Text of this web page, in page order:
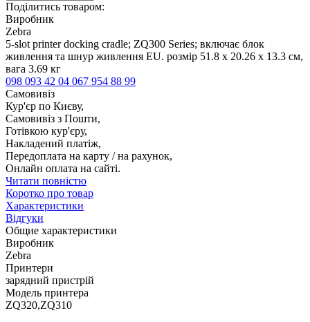
Поділитись товаром:
Виробник
Zebra
5-slot printer docking cradle; ZQ300 Series; включає блок
живлення та шнур живлення EU. розмір 51.8 x 20.26 x 13.3 см,
вага 3.69 кг
098 093 42 04 067 954 88 99
Самовивіз
Кур'єр по Києву,
Самовивіз з Пошти,
Готівкою кур'єру,
Накладений платіж,
Передоплата на карту / на рахунок,
Онлайн оплата на сайті.
Читати повністю
Коротко про товар
Характеристики
Відгуки
Общие характеристики
Виробник
Zebra
Принтери
зарядний пристрій
Модель принтера
ZQ320,ZQ310